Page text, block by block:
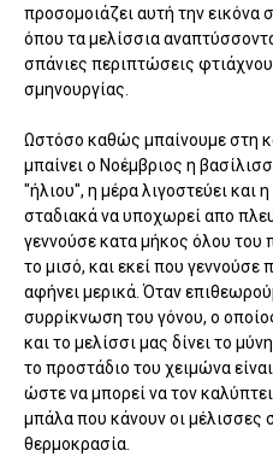
προσομοιάζει αυτή την εικόνα
όπου τα μελίσσια
σπάνιες περιπτώσεις
σμηνουργίας.
Ωστόσο καθώς μπαίνουμε στη
μπαίνει ο Νοέμβριος η
"ήλιου", η μέρα λιγοστεύει και
σταδιακά να υποχωρεί απο
γεννούσε κατα μήκος όλου του
το μισό, και εκεί που γεννούσε
αφήνει μερικά. Όταν
συρρίκνωση του γόνου, ο
και το μελίσσι μας δίνει το
το προστάδιο του χειμώνα
ώστε να μπορεί να τον
μπάλα που κάνουν οι μέλισσες
θερμοκρασία.